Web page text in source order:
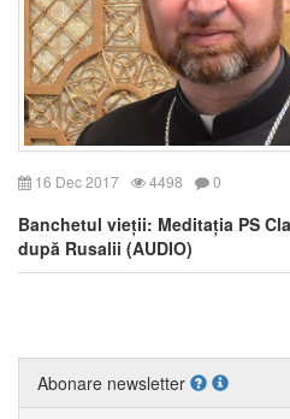
16 Dec 2017 4498 0
Banchetul vieții: Meditația PS
după Rusalii (AUDIO)
Abonare newsletter